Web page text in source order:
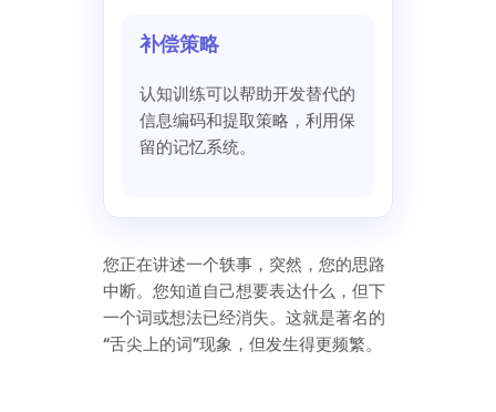
补偿策略
认知训练可以帮助开发替代的
信息编码和提取策略，利用保
留的记忆系统。
您正在讲述一个轶事，突然，您的思路
中断。您知道自己想要表达什么，但下
一个词或想法已经消失。这就是著名的
“舌尖上的词”现象，但发生得更频繁。